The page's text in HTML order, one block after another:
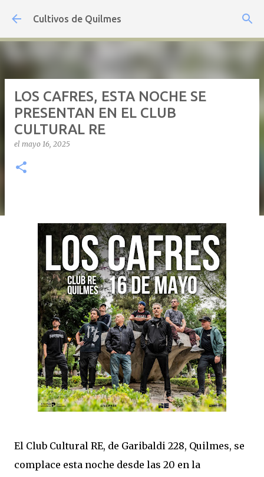
Ir al contenido principal
Cultivos de Quilmes
LOS CAFRES, ESTA NOCHE SE
PRESENTAN EN EL CLUB
CULTURAL RE
el mayo 16, 2025
El Club Cultural RE, de Garibaldi 228, Quilmes, se
complace esta noche desde las 20 en la